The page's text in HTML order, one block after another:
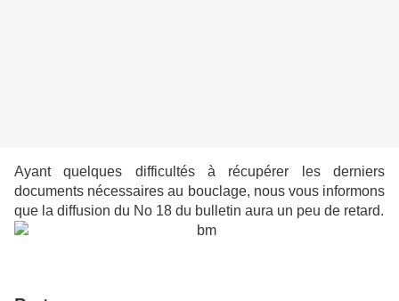
Ayant quelques difficultés à récupérer les derniers
documents nécessaires au bouclage, nous vous informons
que la diffusion du No 18 du bulletin aura un peu de retard.